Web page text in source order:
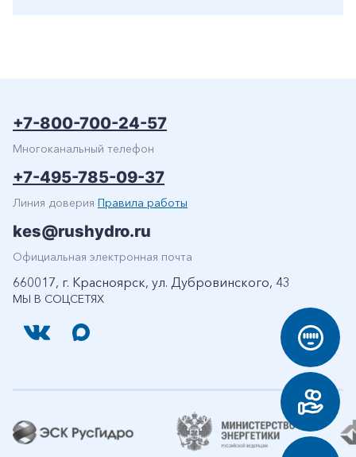
МЫ В СОЦСЕТЯХ
+7-800-700-24-57
Многоканальный телефон
+7-495-785-09-37
Линия доверия Правила работы
kes@rushydro.ru
Официальная электронная почта
660017, г. Красноярск, ул. Дубровинского, 43